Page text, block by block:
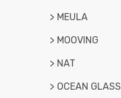
> MEULA
> MOOVING
> NAT
> OCEAN GLASS